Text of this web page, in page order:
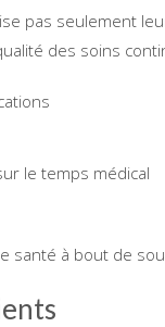
pas seulement
des soins
le temps médical
santé à bout de